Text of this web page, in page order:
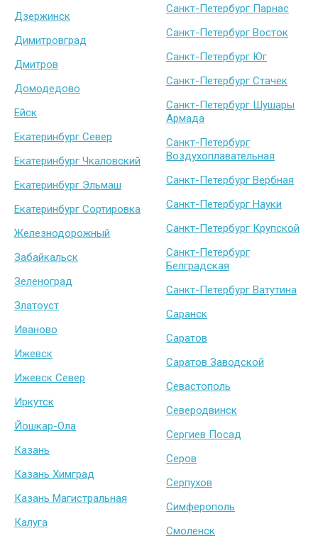
Дзержинск
Димитровград
Дмитров
Домодедово
Ейск
Екатеринбург Север
Екатеринбург Чкаловский
Екатеринбург Эльмаш
Екатеринбург Сортировка
Железнодорожный
Забайкальск
Зеленоград
Златоуст
Иваново
Ижевск
Ижевск Север
Иркутск
Йошкар-Ола
Казань
Казань Химград
Казань Магистральная
Калуга
Санкт-Петербург Парнас
Санкт-Петербург Восток
Санкт-Петербург Юг
Санкт-Петербург Стачек
Санкт-Петербург Шушары
Армада
Санкт-Петербург
Воздухоплавательная
Санкт-Петербург Вербная
Санкт-Петербург Науки
Санкт-Петербург Крупской
Санкт-Петербург
Белградская
Санкт-Петербург Ватутина
Саранск
Саратов
Саратов Заводской
Севастополь
Северодвинск
Сергиев Посад
Серов
Серпухов
Симферополь
Смоленск